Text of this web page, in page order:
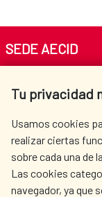
Tu privacidad
Usamos cookies
realizar ciertas
sobre cada una de
Las cookies
navegador, ya que
SEDE AECID
Tel. +34 900 20 30 54​​​​​​​
AECID
L'ACTION